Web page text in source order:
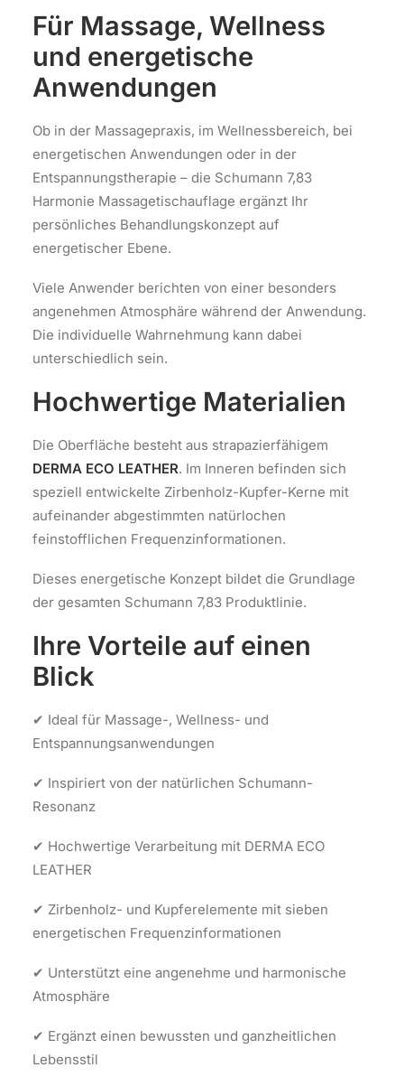
Für Massage, Wellness
und energetische
Anwendungen
Ob in der Massagepraxis, im Wellnessbereich, bei
energetischen Anwendungen oder in der
Entspannungstherapie – die Schumann 7,83
Harmonie Massagetischauflage ergänzt Ihr
persönliches Behandlungskonzept auf
energetischer Ebene.
Viele Anwender berichten von einer besonders
angenehmen Atmosphäre während der Anwendung.
Die individuelle Wahrnehmung kann dabei
unterschiedlich sein.
Hochwertige Materialien
Die Oberfläche besteht aus strapazierfähigem
DERMA ECO LEATHER. Im Inneren befinden sich
speziell entwickelte Zirbenholz-Kupfer-Kerne mit
aufeinander abgestimmten natürlochen
feinstofflichen Frequenzinformationen.
Dieses energetische Konzept bildet die Grundlage
der gesamten Schumann 7,83 Produktlinie.
Ihre Vorteile auf einen
Blick
✔ Ideal für Massage-, Wellness- und
Entspannungsanwendungen
✔ Inspiriert von der natürlichen Schumann-
Resonanz
✔ Hochwertige Verarbeitung mit DERMA ECO
LEATHER
✔ Zirbenholz- und Kupferelemente mit sieben
energetischen Frequenzinformationen
✔ Unterstützt eine angenehme und harmonische
Atmosphäre
✔ Ergänzt einen bewussten und ganzheitlichen
Lebensstil